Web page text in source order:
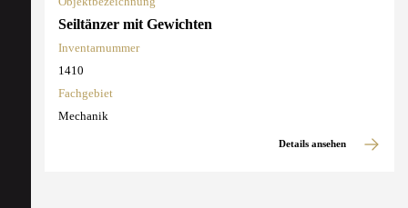
Seiltänzer mit Gewichten
Inventarnummer
1410
Fachgebiet
Mechanik
Details ansehen